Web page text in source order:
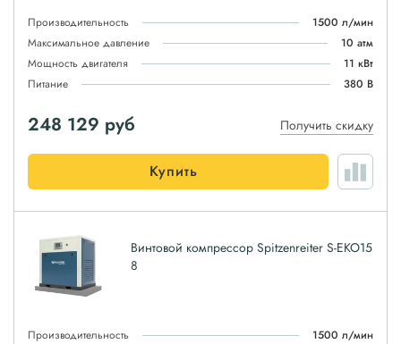
Производительность
1500 л/мин
Максимальное давление
10 атм
Мощность двигателя
11 кВт
Питание
380 В
248 129 руб Получить скидку
Купить
Винтовой компрессор Spitzenreiter S-EKO15
8
Производительность
1500 л/мин